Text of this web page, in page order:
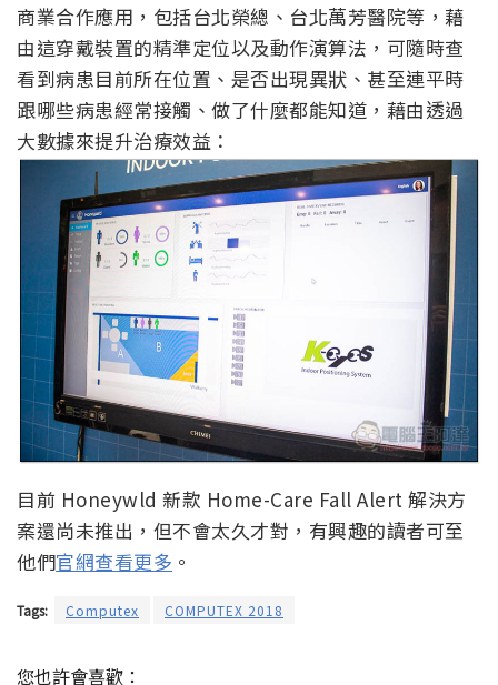
商業合作應用，包括台北榮總、台北萬芳醫院等，藉
由這穿戴裝置的精準定位以及動作演算法，可隨時查
看到病患目前所在位置、是否出現異狀、甚至連平時
跟哪些病患經常接觸、做了什麼都能知道，藉由透過
大數據來提升治療效益：
目前 Honeywld 新款 Home-Care Fall Alert 解決方
案還尚未推出，但不會太久才對，有興趣的讀者可至
他們官網查看更多 。
Tags: Computex COMPUTEX 2018
您也許會喜歡：